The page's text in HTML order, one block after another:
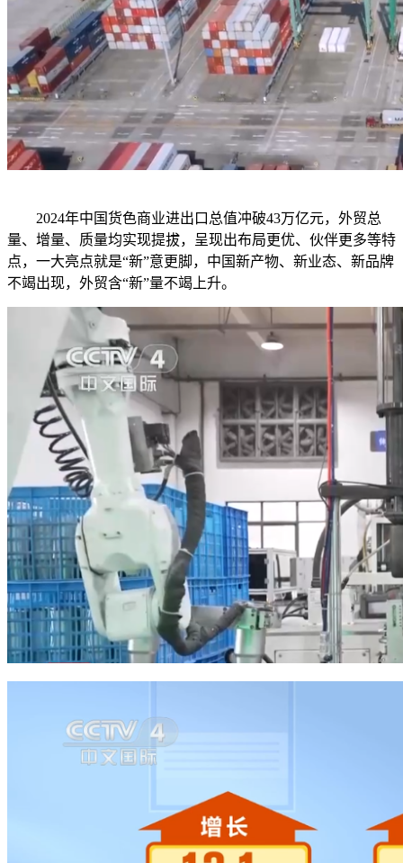
2024年中国货色商业进出口总值冲破43万亿元，外贸总
量、增量、质量均实现提拔，呈现出布局更优、伙伴更多等特
点，一大亮点就是“新”意更脚，中国新产物、新业态、新品牌
不竭出现，外贸含“新”量不竭上升。